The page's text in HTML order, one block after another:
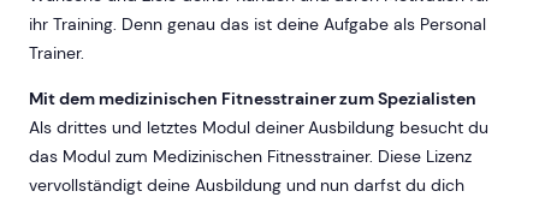
ihr Training. Denn genau das ist deine Aufgabe als Personal
Trainer.
Mit dem medizinischen Fitnesstrainer zum Spezialisten
Als drittes und letztes Modul deiner Ausbildung besucht du
das Modul zum Medizinischen Fitnesstrainer. Diese Lizenz
vervollständigt deine Ausbildung und nun darfst du dich